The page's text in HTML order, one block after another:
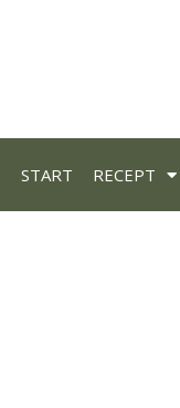
START RECEPT